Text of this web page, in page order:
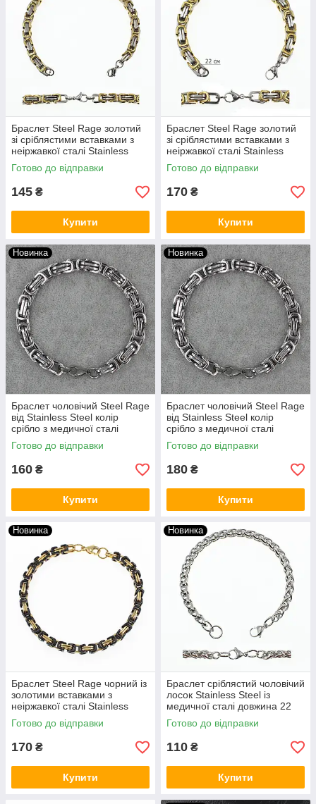
Браслет Steel Rage золотий
зі сріблястими вставками з
неіржавкої сталі Stainless
SteeL 22 см. ширина 6 мм.
Готово до відправки
145 ₴
Купити
Браслет Steel Rage золотий
зі сріблястими вставками з
неіржавкої сталі Stainless
SteeL 22 см. ширина 8 мм.
Готово до відправки
170 ₴
Купити
Новинка
Браслет чоловічий Steel Rage
від Stainless Steel колір
срібло з медичної сталі
довжина 22 см ширина 8 мм
Готово до відправки
160 ₴
Купити
Новинка
Браслет чоловічий Steel Rage
від Stainless Steel колір
срібло з медичної сталі
довжина 22 см ширина 10 мм
Готово до відправки
180 ₴
Купити
Новинка
Браслет Steel Rage чорний із
золотими вставками з
неіржавкої сталі Stainless
Steel довжина 22 см. ширина
5 мм.
Готово до відправки
170 ₴
Купити
Новинка
Браслет сріблястий чоловічий
лосок Stainless Steel із
медичної сталі довжина 22
см ширина 7 мм
Готово до відправки
110 ₴
Купити